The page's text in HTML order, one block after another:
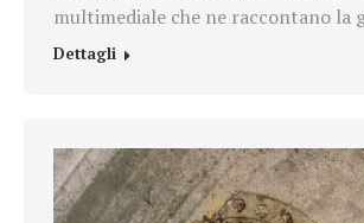
multimediale che ne raccontano la
Dettagli